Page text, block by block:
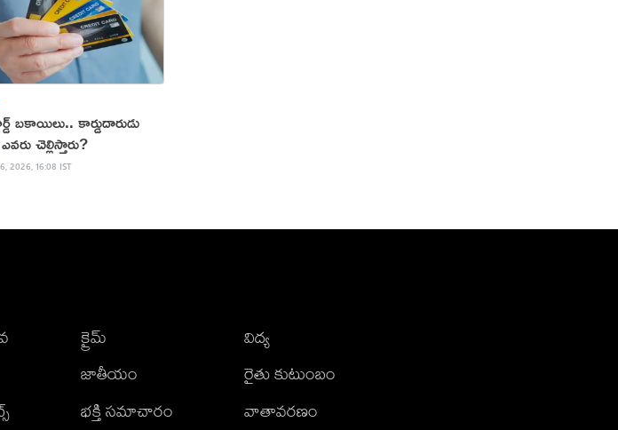
బకాయిలు.. కార్డుదారుడు
చెల్లిస్తారు?
2026, 16:08 IST
క్రైమ్
జాతీయం
భక్తి సమాచారం
విద్య
రైతు కుటుంబం
వాతావరణం